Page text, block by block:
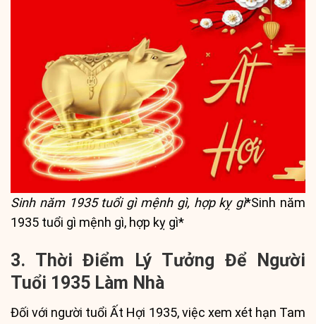
Sinh năm 1935 tuổi gì mệnh gì, hợp kỵ gì*Sinh năm
1935 tuổi gì mệnh gì, hợp kỵ gì*
3. Thời Điểm Lý Tưởng Để Người
Tuổi 1935 Làm Nhà
Đối với người tuổi Ất Hợi 1935, việc xem xét hạn Tam